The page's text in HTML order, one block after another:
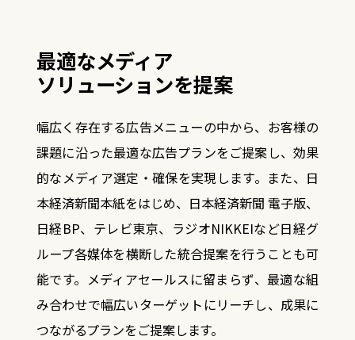
最適なメディア
ソリューションを提案
幅広く存在する広告メニューの中から、お客様の
課題に沿った最適な広告プランをご提案し、 効果
的なメディア選定・確保を実現します。 また、日
本経済新聞本紙をはじめ、日本経済新聞 電子版、
日経BP、テレビ東京、ラジオNIKKEIなど日経グ
ループ各媒体を横断した統合提案を行うことも可
能です。 メディアセールスに留まらず、最適な組
み合わせで幅広いターゲットにリーチし、成果に
つながるプランをご提案します。